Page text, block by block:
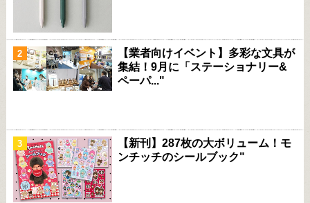
【業者向けイベント】多彩な文具が
集結！9月に「ステーショナリー&
ペーパ..."
【新刊】287枚の大ボリューム！モ
ンチッチのシールブック"